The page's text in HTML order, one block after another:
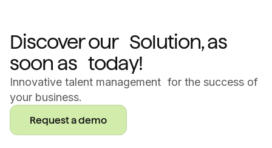
Discover our Solution, as
soon as today!
Innovative talent management for the success of
your business.
Request a demo